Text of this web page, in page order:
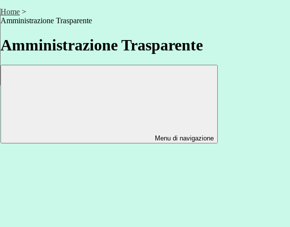
Home >
Amministrazione Trasparente
Amministrazione Trasparente
Menu di navigazione